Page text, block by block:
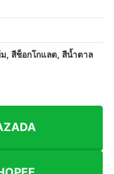
, สีช็อกโกแลต, สีน้ำตาล